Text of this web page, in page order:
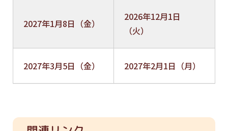
2027年1月8日（金）
2026年12月1日
（火）
2027年3月5日（金） 2027年2月1日（月）